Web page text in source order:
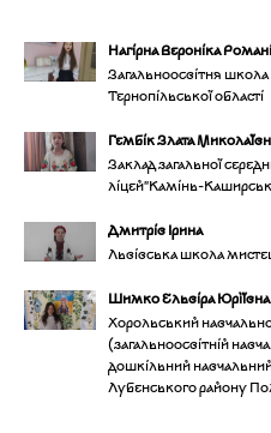
Нагірна Вероніка
Загальноосвітня школа
Тернопільської області
Гембік Злата
Заклад загальної
ліцей"Камінь-
Дмитрів Ірина
Львівська школа
Шимко Ельвіра Юріївна
Хорольський
(загальноосвітній
дошкільний
Лубенського району